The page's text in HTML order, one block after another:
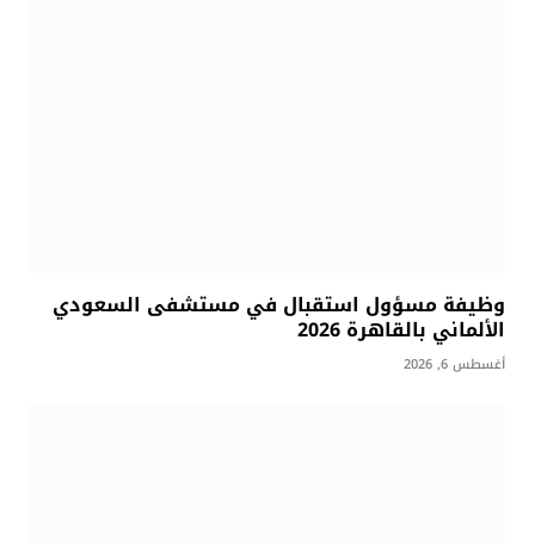
وظيفة مسؤول استقبال في مستشفى السعودي
الألماني بالقاهرة 2026
أغسطس 6, 2026